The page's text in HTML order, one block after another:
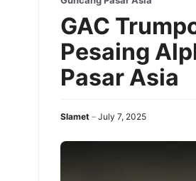
GAC
Pesaing
Pasar Asia
Slamet July 7, 2025